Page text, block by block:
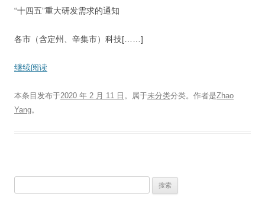
“十四五”重大研发需求的通知
各市（含定州、辛集市）科技[……]
继续阅读
本条目发布于2020 年 2 月 11 日 。属于未分类分类。 作者是Zhao
Yang。